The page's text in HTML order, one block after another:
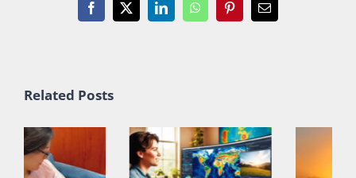
Facebook
X LinkedInWhatsAppPinterestEmail
Related Posts